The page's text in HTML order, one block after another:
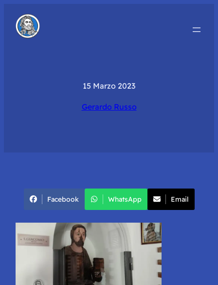
15 Marzo 2023
Gerardo Russo
Facebook WhatsApp Email